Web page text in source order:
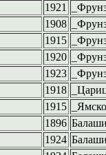
1921
1908
1915
1920
1923
1918
1915
1896
1924